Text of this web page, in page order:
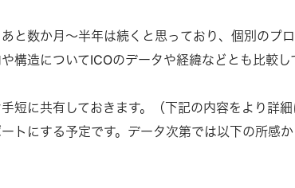
と数か月～半年は続くと思っており、個別のプ
構造についてICOのデータや経緯などとも比較し
短に共有しておきます。（下記の内容をより詳細
トにする予定です。データ次第では以下の所感か